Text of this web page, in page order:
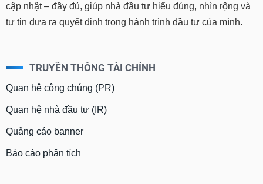
cập nhật – đầy đủ, giúp nhà đầu tư hiểu đúng, nhìn rộng và
tự tin đưa ra quyết định trong hành trình đầu tư của mình.
TRUYỀN THÔNG TÀI CHÍNH
Quan hệ công chúng (PR)
Quan hệ nhà đầu tư (IR)
Quảng cáo banner
Báo cáo phân tích